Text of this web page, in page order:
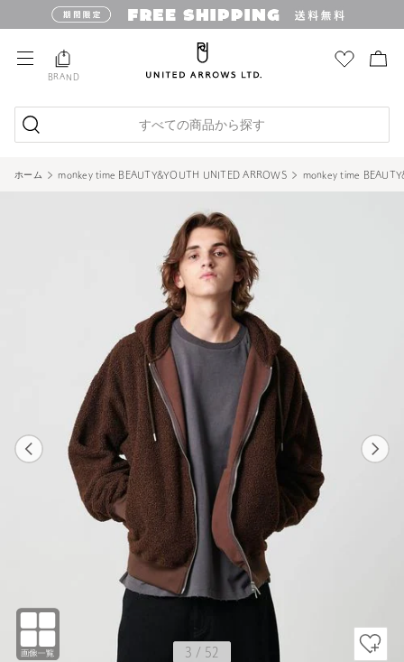
BRAND
すべての商品から探す
ホーム monkey time BEAUTY&YOUTH UNITED ARROWS monkey time
3 / 52
BLACK
1 52